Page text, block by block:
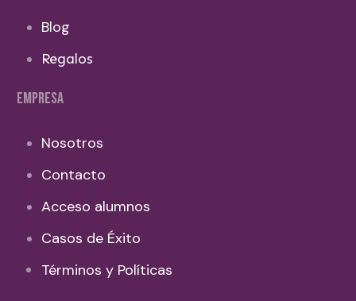
Blog
Regalos
EMPRESA
Nosotros
Contacto
Acceso alumnos
Casos de Éxito
Términos y Políticas